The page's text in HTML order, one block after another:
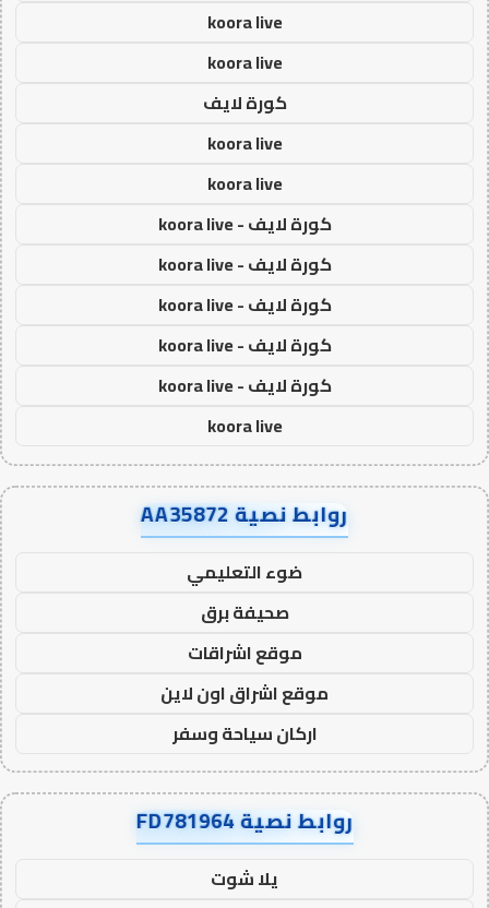
koora live
koora live
كورة لايف
koora live
koora live
كورة لايف - koora live
كورة لايف - koora live
كورة لايف - koora live
كورة لايف - koora live
كورة لايف - koora live
koora live
روابط نصية AA35872
ضوء التعليمي
صحيفة برق
موقع اشراقات
موقع اشراق اون لاين
اركان سياحة وسفر
روابط نصية FD781964
يلا شوت